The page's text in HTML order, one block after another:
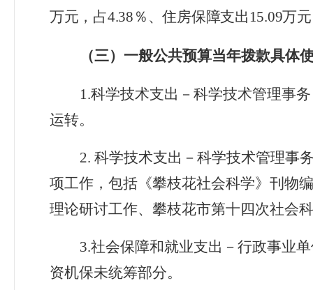
万元，占4.38 ％、住房保障支出 15.09万
（三）一般公共预算当年拨款具体
1.科学技术支出－科学技术管理事
运转。
2. 科学技术支出－科学技术管理事
项工作，包括 《攀枝花社会科学》刊物
理论研讨工作、 攀枝花市第十四次社会
3.社会保障和就业支出－行政事业
资机保未统筹部分。